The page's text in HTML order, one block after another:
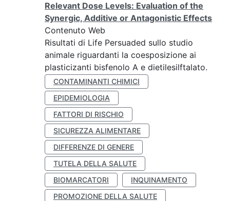
Relevant Dose Levels: Evaluation of the
Synergic, Additive or Antagonistic Effects
Contenuto Web
Risultati di Life Persuaded sullo studio
animale riguardanti la coesposizione ai
plasticizanti bisfenolo A e dietilesilftalato.
CONTAMINANTI CHIMICI
EPIDEMIOLOGIA
FATTORI DI RISCHIO
SICUREZZA ALIMENTARE
DIFFERENZE DI GENERE
TUTELA DELLA SALUTE
BIOMARCATORI
INQUINAMENTO
PROMOZIONE DELLA SALUTE